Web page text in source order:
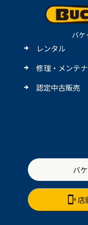
バケ
レンタル
修理・メンテ
認定中古販売
バ
店